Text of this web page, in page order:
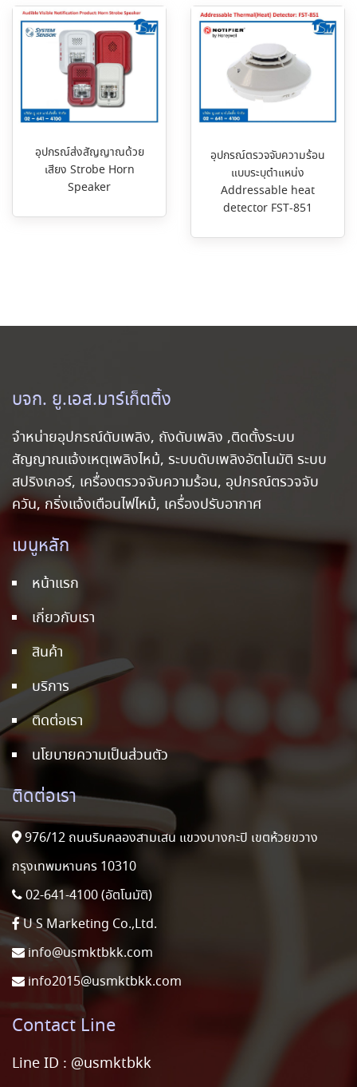
อุปกรณ์ส่งสัญญาณด้วย
เสียง Strobe Horn
Speaker
อุปกรณ์ตรวจจับความร้อน
แบบระบุตำแหน่ง
Addressable heat
detector FST-851
บจก. ยู.เอส.มาร์เก็ตติ้ง
จำหน่ายอุปกรณ์ดับเพลิง, ถังดับเพลิง ,ติดตั้งระบบ
สัญญาณแจ้งเหตุเพลิงไหม้, ระบบดับเพลิงอัตโนมัติ ระบบ
สปริงเกอร์, เครื่องตรวจจับความร้อน, อุปกรณ์ตรวจจับ
ควัน, กริ่งแจ้งเตือนไฟไหม้, เครื่องปรับอากาศ
เมนูหลัก
หน้าแรก
เกี่ยวกับเรา
สินค้า
บริการ
ติดต่อเรา
นโยบายความเป็นส่วนตัว
ติดต่อเรา
976/12 ถนนริมคลองสามเสน แขวงบางกะปิ เขตห้วยขวาง
กรุงเทพมหานคร 10310
02-641-4100 (อัตโนมัติ)
U S Marketing Co.,Ltd.
info@usmktbkk.com
info2015@usmktbkk.com
Contact Line
Line ID : @usmktbkk